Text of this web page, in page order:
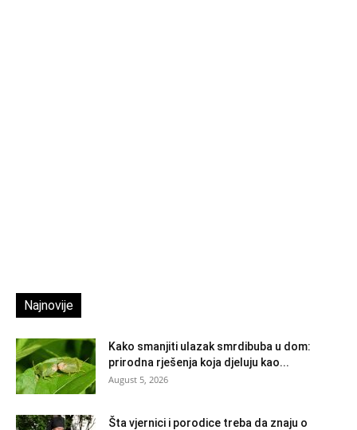
Najnovije
Kako smanjiti ulazak smrdibuba u dom:
prirodna rješenja koja djeluju kao...
August 5, 2026
Šta vjernici i porodice treba da znaju o